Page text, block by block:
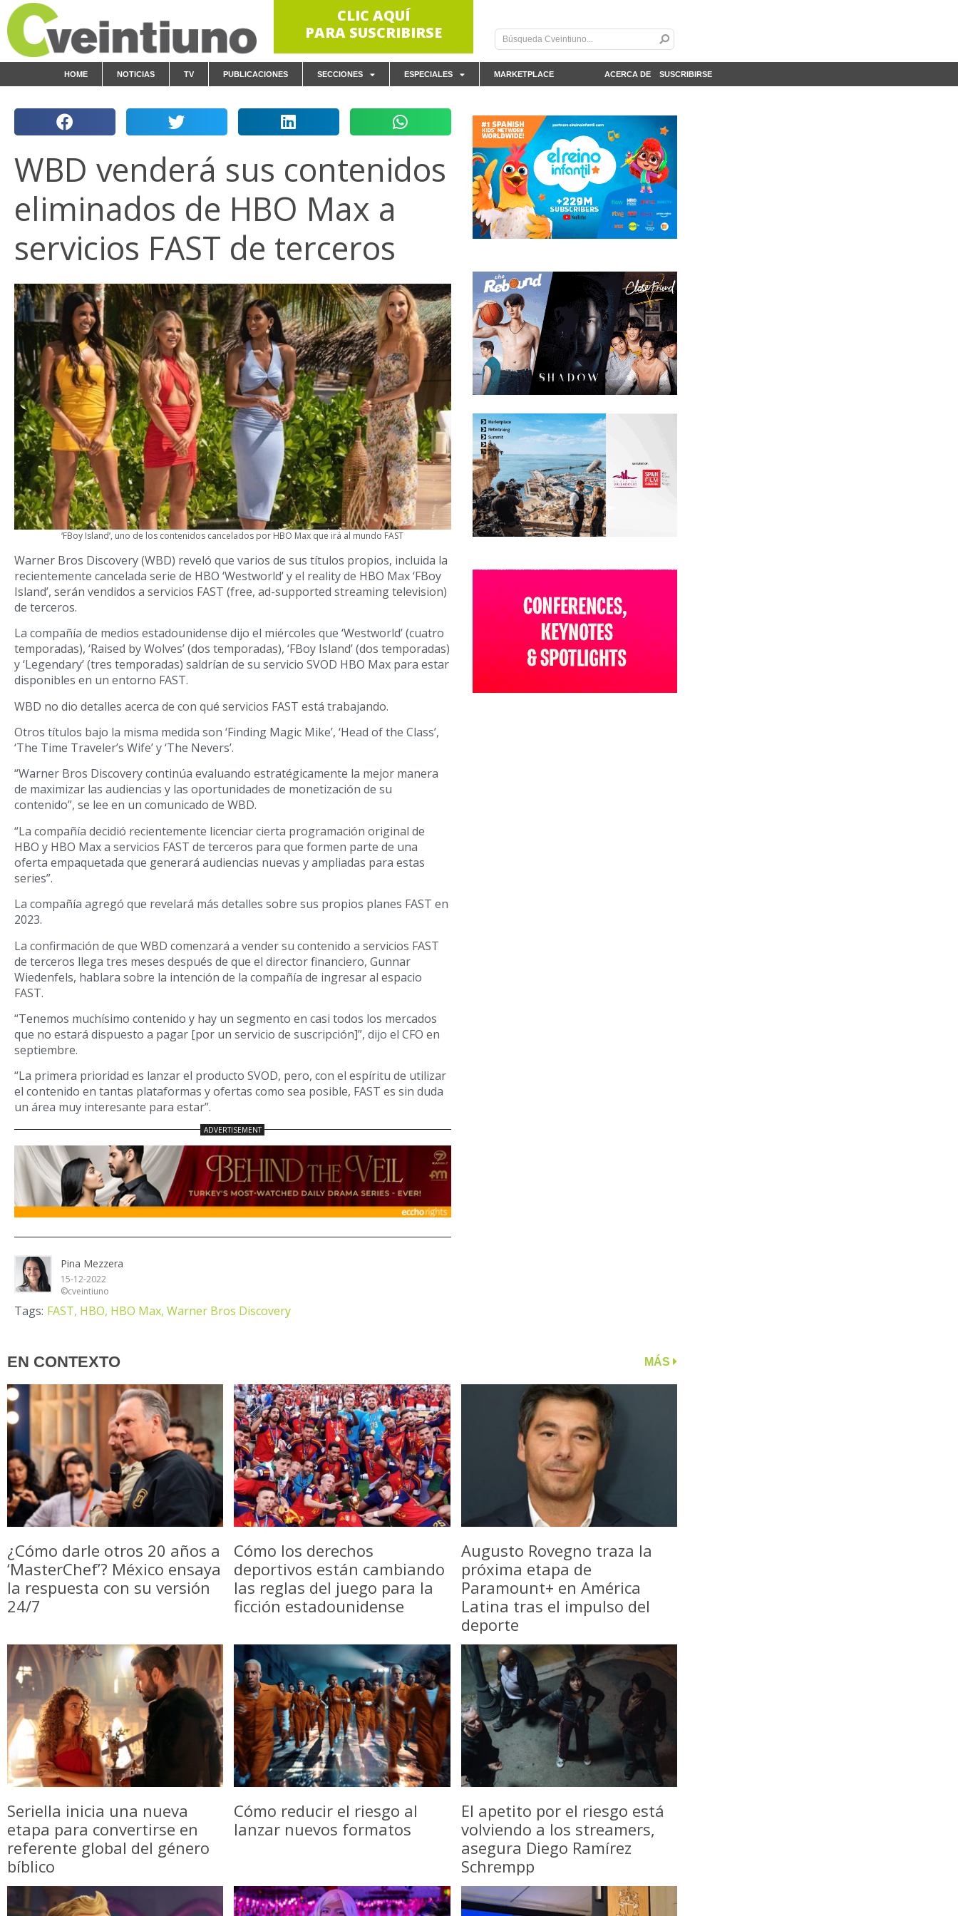
CLIC AQUÍ
PARA SUSCRIBIRSE
ACERCA DE
HOME NOTICIAS TV PUBLICACIONES SECCIONES ESPECIALES MARKETPLACE SUSCRIBIRSE
WBD venderá sus contenidos
eliminados de HBO Max a
servicios FAST de terceros
‘FBoy Island’, uno de los contenidos cancelados por HBO Max que irá al mundo FAST
Warner Bros Discovery (WBD) reveló que varios de sus títulos propios, incluida la
recientemente cancelada serie de HBO ‘Westworld’ y el reality de HBO Max ‘FBoy
Island’, serán vendidos a servicios FAST (free, ad-supported streaming television)
de terceros.
La compañía de medios estadounidense dijo el miércoles que ‘Westworld’ (cuatro
temporadas), ‘Raised by Wolves’ (dos temporadas), ‘FBoy Island’ (dos temporadas)
y ‘Legendary’ (tres temporadas) saldrían de su servicio SVOD HBO Max para estar
disponibles en un entorno FAST.
WBD no dio detalles acerca de con qué servicios FAST está trabajando.
Otros títulos bajo la misma medida son ‘Finding Magic Mike’, ‘Head of the Class’,
‘The Time Traveler’s Wife’ y ‘The Nevers’.
“Warner Bros Discovery continúa evaluando estratégicamente la mejor manera
de maximizar las audiencias y las oportunidades de monetización de su
contenido”, se lee en un comunicado de WBD.
“La compañía decidió recientemente licenciar cierta programación original de
HBO y HBO Max a servicios FAST de terceros para que formen parte de una
oferta empaquetada que generará audiencias nuevas y ampliadas para estas
series”.
La compañía agregó que revelará más detalles sobre sus propios planes FAST en
2023.
La confirmación de que WBD comenzará a vender su contenido a servicios FAST
de terceros llega tres meses después de que el director financiero, Gunnar
Wiedenfels, hablara sobre la intención de la compañía de ingresar al espacio
FAST.
“Tenemos muchísimo contenido y hay un segmento en casi todos los mercados
que no estará dispuesto a pagar [por un servicio de suscripción]”, dijo el CFO en
septiembre.
“La primera prioridad es lanzar el producto SVOD, pero, con el espíritu de utilizar
el contenido en tantas plataformas y ofertas como sea posible, FAST es sin duda
un área muy interesante para estar”.
Pina Mezzera
15-12-2022
©cveintiuno
Tags: FAST, HBO, HBO Max, Warner Bros Discovery
EN CONTEXTO MÁS
¿Cómo darle otros 20 años a
‘MasterChef’? México ensaya
la respuesta con su versión
24/7
Cómo los derechos
deportivos están cambiando
las reglas del juego para la
ficción estadounidense
Augusto Rovegno traza la
próxima etapa de
Paramount+ en América
Latina tras el impulso del
deporte
Seriella inicia una nueva
etapa para convertirse en
referente global del género
bíblico
Cómo reducir el riesgo al
lanzar nuevos formatos
El apetito por el riesgo está
volviendo a los streamers,
asegura Diego Ramírez
Schrempp